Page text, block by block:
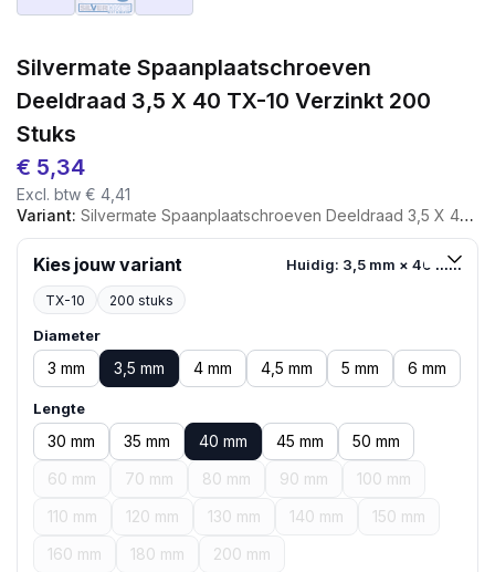
Silvermate Spaanplaatschroeven
Deeldraad 3,5 X 40 TX-10 Verzinkt 200
Stuks
€ 5,34
Excl. btw € 4,41
Variant: Silvermate Spaanplaatschroeven Deeldraad 3,5 X 40 TX-10 Verzinkt 200 Stuks
Kies jouw variant Huidig: 3,5 mm × 40 mm
TX-10 200 stuks
Diameter
3 mm 3,5 mm 4 mm 4,5 mm 5 mm 6 mm
Lengte
30 mm 35 mm 40 mm 45 mm
50 mm
60 mm
70 mm 80 mm 90 mm
100 mm
110 mm
120 mm 130 mm 140 mm
150 mm
160 mm
180 mm 200 mm